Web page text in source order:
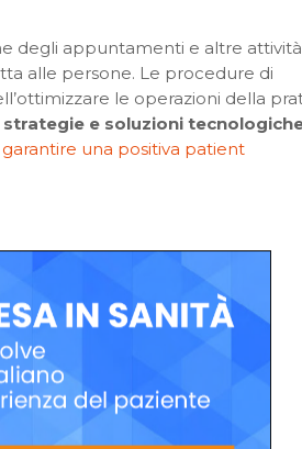
degli appuntamenti e altre
alle persone. Le procedure di
le operazioni della
strategie e soluzioni
garantire una positiva patient